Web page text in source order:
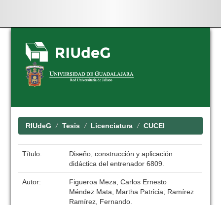
Skip
navigation
RIUdeG Tesis Licenciatura CUCEI
Título:
Diseño, construcción y aplicación
didáctica del entrenador 6809.
Autor:
Figueroa Meza, Carlos Ernesto
Méndez Mata, Martha Patricia; Ramírez
Ramírez, Fernando.